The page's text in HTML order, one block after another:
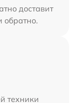
доставит
обратно.
техники